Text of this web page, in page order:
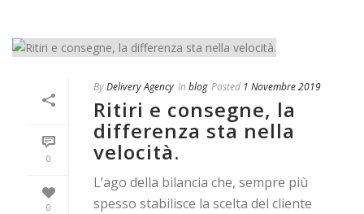
0
0
ByDelivery Agency In blog Posted 1 Novembre 2019
Ritiri e consegne, la
differenza sta nella
velocità.
L’ago della bilancia che, sempre più
spesso stabilisce la scelta del cliente